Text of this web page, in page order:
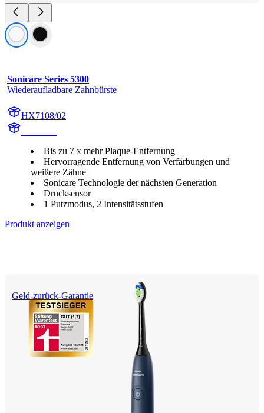
Sonicare Series 5300
Wiederaufladbare Zahnbürste
HX7108/02
Bis zu 7 x mehr Plaque-Entfernung
Hervorragende Entfernung von Verfärbungen und
weißere Zähne
Sonicare Technologie der nächsten Generation
Drucksensor
1 Putzmodus, 2 Intensitätsstufen
Produkt anzeigen
Geld-zurück-Garantie